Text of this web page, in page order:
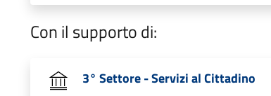
Con il supporto di:
3° Settore - Servizi al Cittadino